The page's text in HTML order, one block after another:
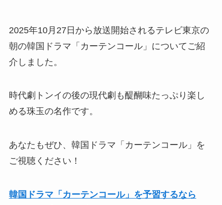
2025年10月27日から放送開始されるテレビ東京の
朝の韓国ドラマ「カーテンコール」についてご紹
介しました。
時代劇トンイの後の現代劇も醍醐味たっぷり楽し
める珠玉の名作です。
あなたもぜひ、韓国ドラマ「カーテンコール」を
ご視聴ください！
韓国ドラマ「カーテンコール」を予習するなら